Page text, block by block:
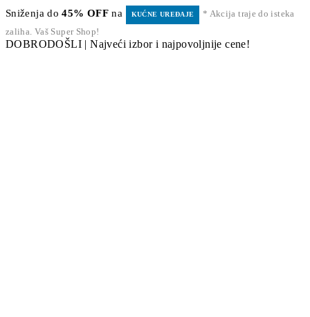
Sniženja do45% OFF na KUĆNE UREĐAJE
* Akcija traje do isteka
zaliha. Vaš Super Shop!
DOBRODOŠLI | Najveći izbor i najpovoljnije cene!